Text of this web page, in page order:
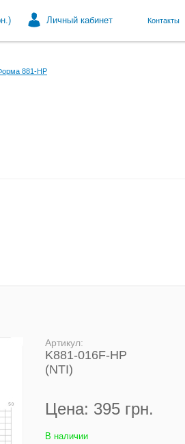
) Личный кабинет Контакты
881-HP
Артикул:
K881-016F-HP
(NTI)
Цена: 395 грн.
В наличии